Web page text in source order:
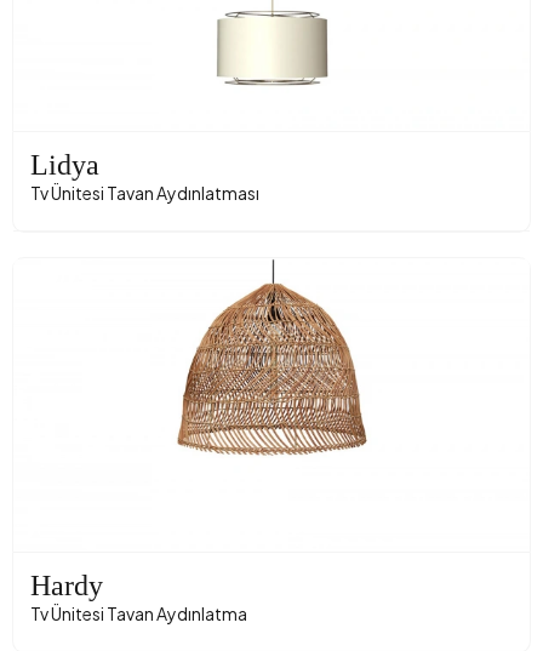
Lidya
Tv Ünitesi Tavan Aydınlatması
Hardy
Tv Ünitesi Tavan Aydınlatma